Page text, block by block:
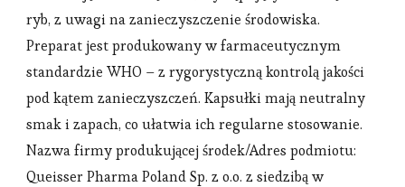
ryb, z uwagi na zanieczyszczenie środowiska.
Preparat jest produkowany w farmaceutycznym
standardzie WHO – z rygorystyczną kontrolą jakości
pod kątem zanieczyszczeń. Kapsułki mają neutralny
smak i zapach, co ułatwia ich regularne stosowanie.
Nazwa firmy produkującej środek/Adres podmiotu:
Queisser Pharma Poland Sp. z o.o. z siedzibą w